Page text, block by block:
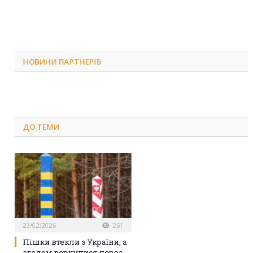
НОВИНИ ПАРТНЕРІВ
ДО ТЕМИ
23/02/2026 251
Пішки втекли з України, а